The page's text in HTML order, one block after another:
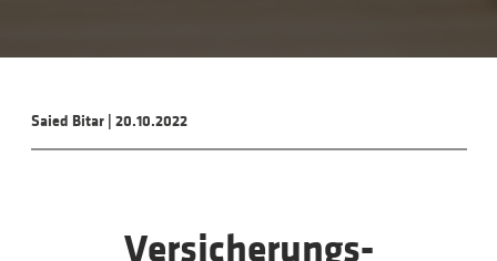
Saied Bitar| 20.10.2022
Versicherungs­